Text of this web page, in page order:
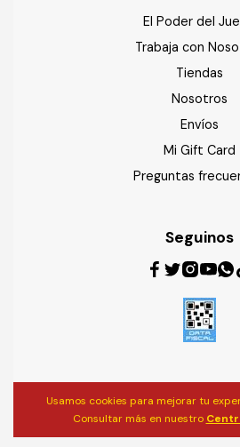
El Poder del
Trabaja con
Tiendas
Nosotros
Envíos
Mi Gift Card
Preguntas
Seguinos
Usamos cookies para mejorar tu
Consultar más en nuestro